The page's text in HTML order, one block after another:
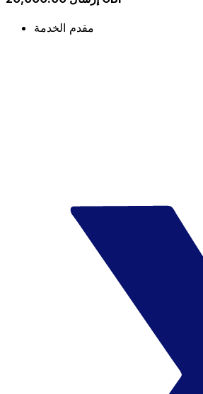
مقدم الخدمة